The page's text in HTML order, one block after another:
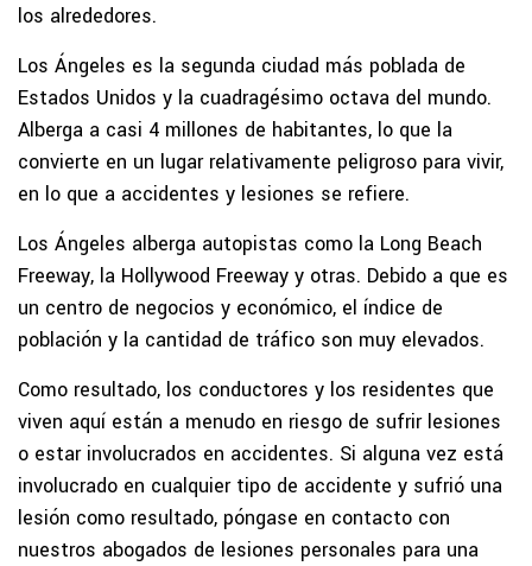
los alrededores.
Los Ángeles es la segunda ciudad más poblada de
Estados Unidos y la cuadragésimo octava del mundo.
Alberga a casi 4 millones de habitantes, lo que la
convierte en un lugar relativamente peligroso para vivir,
en lo que a accidentes y lesiones se refiere.
Los Ángeles alberga autopistas como la Long Beach
Freeway, la Hollywood Freeway y otras. Debido a que es
un centro de negocios y económico, el índice de
población y la cantidad de tráfico son muy elevados.
Como resultado, los conductores y los residentes que
viven aquí están a menudo en riesgo de sufrir lesiones
o estar involucrados en accidentes. Si alguna vez está
involucrado en cualquier tipo de accidente y sufrió una
lesión como resultado, póngase en contacto con
nuestros abogados de lesiones personales para una